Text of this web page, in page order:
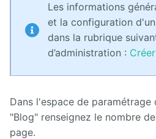
Blog
Bluemind
Calendar
CaptchEtat
Les informations
et la configuration
dans la rubrique
d’administration :
Dans l'espace de
"Blog" renseignez le nombre
page.